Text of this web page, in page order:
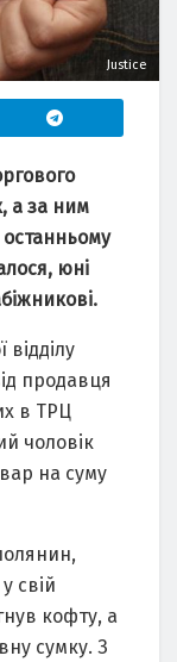
Justice
а за ним
юні
відділу
продавця
в ТРЦ
чоловік
на суму
свій
кофту, а
сумку. З